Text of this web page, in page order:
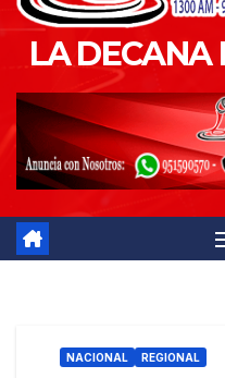
LA DECANA
NACIONAL REGIONAL